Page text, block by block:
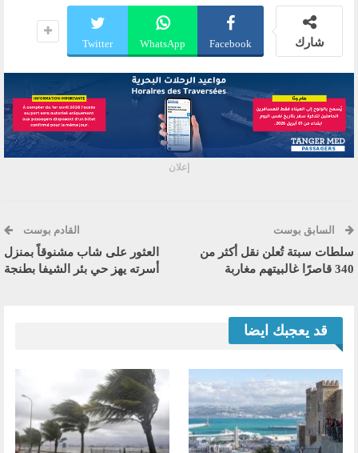
شارك Facebook
WhatsApp
Twitter
إعلان
السابق بوست
سلطات سبتة تُعلن نقل أكثر من
340 قاصرًا غالبيتهم مغاربة
القادم بوست
العثور على شاب مشنوقاً بمنزل
أسرته يهز حي بئر الشيفا بطنجة
قد يعجبك ايضا